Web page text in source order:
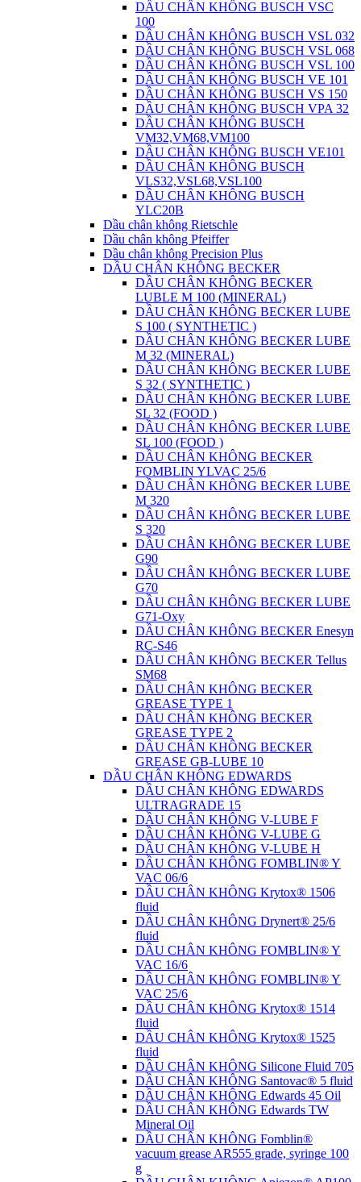
DẦU CHÂN KHÔNG BUSCH VSC
100
DẦU CHÂN KHÔNG BUSCH VSL 032
DẦU CHÂN KHÔNG BUSCH VSL 068
DẦU CHÂN KHÔNG BUSCH VSL 100
DẦU CHÂN KHÔNG BUSCH VE 101
DẦU CHÂN KHÔNG BUSCH VS 150
DẦU CHÂN KHÔNG BUSCH VPA 32
DẦU CHÂN KHÔNG BUSCH
VM32,VM68,VM100
DẦU CHÂN KHÔNG BUSCH VE101
DẦU CHÂN KHÔNG BUSCH
VLS32,VSL68,VSL100
DẦU CHÂN KHÔNG BUSCH
YLC20B
Dầu chân không Rietschle
Dầu chân không Pfeiffer
Dầu chân không Precision Plus
DẦU CHÂN KHÔNG BECKER
DẦU CHÂN KHÔNG BECKER
LUBLE M 100 (MINERAL)
DẦU CHÂN KHÔNG BECKER LUBE
S 100 ( SYNTHETIC )
DẦU CHÂN KHÔNG BECKER LUBE
M 32 (MINERAL)
DẦU CHÂN KHÔNG BECKER LUBE
S 32 ( SYNTHETIC )
DẦU CHÂN KHÔNG BECKER LUBE
SL 32 (FOOD )
DẦU CHÂN KHÔNG BECKER LUBE
SL 100 (FOOD )
DẦU CHÂN KHÔNG BECKER
FOMBLIN YLVAC 25/6
DẦU CHÂN KHÔNG BECKER LUBE
M 320
DẦU CHÂN KHÔNG BECKER LUBE
S 320
DẦU CHÂN KHÔNG BECKER LUBE
G90
DẦU CHÂN KHÔNG BECKER LUBE
G70
DẦU CHÂN KHÔNG BECKER LUBE
G71-Oxy
DẦU CHÂN KHÔNG BECKER Enesyn
RC-S46
DẦU CHÂN KHÔNG BECKER Tellus
SM68
DẦU CHÂN KHÔNG BECKER
GREASE TYPE 1
DẦU CHÂN KHÔNG BECKER
GREASE TYPE 2
DẦU CHÂN KHÔNG BECKER
GREASE GB-LUBE 10
DẦU CHÂN KHÔNG EDWARDS
DẦU CHÂN KHÔNG EDWARDS
ULTRAGRADE 15
DẦU CHÂN KHÔNG V-LUBE F
DẦU CHÂN KHÔNG V-LUBE G
DẦU CHÂN KHÔNG V-LUBE H
DẦU CHÂN KHÔNG FOMBLIN® Y
VAC 06/6
DẦU CHÂN KHÔNG Krytox® 1506
fluid
DẦU CHÂN KHÔNG Drynert® 25/6
fluid
DẦU CHÂN KHÔNG FOMBLIN® Y
VAC 16/6
DẦU CHÂN KHÔNG FOMBLIN® Y
VAC 25/6
DẦU CHÂN KHÔNG Krytox® 1514
fluid
DẦU CHÂN KHÔNG Krytox® 1525
fluid
DẦU CHÂN KHÔNG Silicone Fluid 705
DẦU CHÂN KHÔNG Santovac® 5 fluid
DẦU CHÂN KHÔNG Edwards 45 Oil
DẦU CHÂN KHÔNG Edwards TW
Mineral Oil
DẦU CHÂN KHÔNG Fomblin®
vacuum grease AR555 grade, syringe 100
g